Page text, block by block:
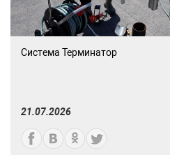
Система Терминатор
21.07.2026